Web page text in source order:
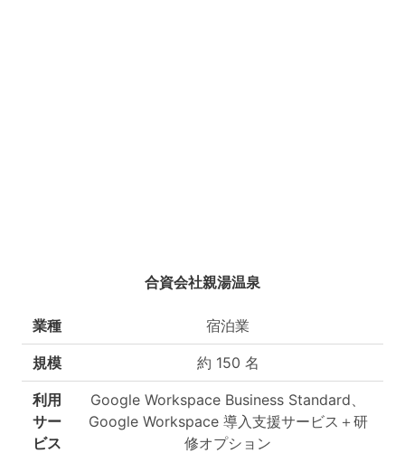
合資会社親湯温泉
業種 宿泊業
規模 約 150 名
利用
サー
ビス
Google Workspace Business Standard、
Google Workspace 導入支援サービス＋研
修オプション